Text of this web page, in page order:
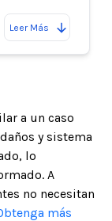
Leer Más
a un caso
y sistema
lo
A
no necesitan
más